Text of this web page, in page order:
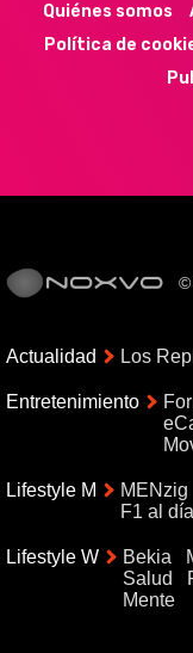
Quiénes somos
Política de
©
Actualidad Los
Entretenimiento
Lifestyle M MENzig
F1 al día
Lifestyle W Bekia
Salud
Mente